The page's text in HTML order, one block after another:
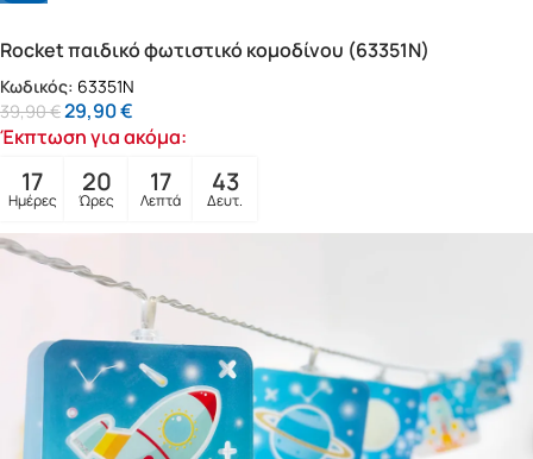
Rocket παιδικό φωτιστικό κομοδίνου (63351N)
Κωδικός: 63351N
39,90€29,90€
Έκπτωση για ακόμα:
17
Ημέρες
20
Ώρες
17
Λεπτά
41
Δευτ.